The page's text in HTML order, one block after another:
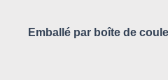
Emballé par boîte de